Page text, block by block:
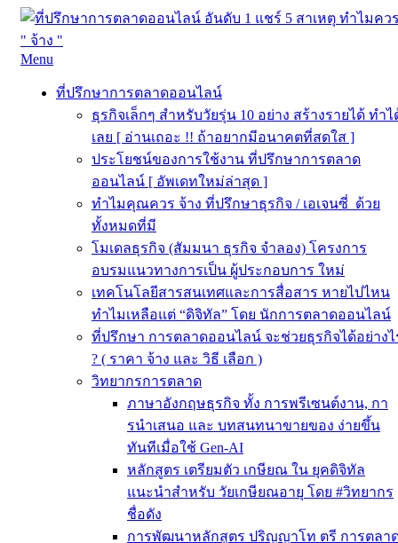
จ้าง "
Skip
content
Menu
ที่ปรึกษาการตลาดออนไลน์
ธุรกิจเล็กๆ สำหรับวัยรุ่น 10 อย่าง สร้างรายได้ ทำไ
เลย [ อ่านเถอะ !! ถ้าอยากมีอนาคตที่สดใส ]
ประโยชน์ของการใช้งาน ที่ปรึกษาการตลาด
ออนไลน์ [ อัพเดทใหม่ล่าสุด ]
ทำไมคุณควร จ้าง ที่ปรึกษาธุรกิจ / เอเจนซี่ ด้วย
ทั้งหมดที่มี
โมเดลธุรกิจ (สัมมนา ธุรกิจ จำลอง) โครงการ
อบรมแนวทางการเป็น ผู้ประกอบการ ใหม่
เทคโนโลยีสารสนเทศและการสื่อสาร หายไปไหน
ทำไมเหลือแต่ “ดิจิทัล” โดย นักการตลาดออนไลน์
ที่ปรึกษา การตลาดออนไลน์ จะช่วยธุรกิจได้อย่างไ
? ( ราคา จ้าง และ วิธี เลือก )
วิทยากรการตลาด
ภาษาอังกฤษธุรกิจ ทั้ง การพรีเซนต์งาน, กา
รนําเสนอ และ บทสนทนาขายของ ง่ายขึ้น
ทันทีเมื่อใช้ Gen-AI
หลักสูตร เตรียมตัว เกษียณ ใน ยุคดิจิทัล
แนะนำสำหรับ วัยเกษียณอายุ โดย #วิทยากร
ชื่อดัง
การพัฒนาหลักสูตร ปริญญาโท ตรี การตลา